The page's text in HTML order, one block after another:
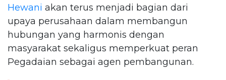
Hewani akan terus menjadi bagian dari
upaya perusahaan dalam membangun
hubungan yang harmonis dengan
masyarakat sekaligus memperkuat peran
Pegadaian sebagai agen pembangunan.